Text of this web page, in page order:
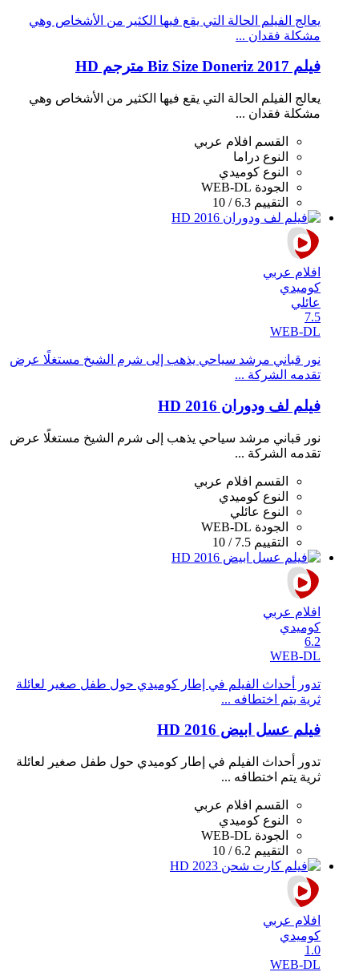
يعالج الفيلم الحالة التي يقع فيها الكثير من الأشخاص وهي
مشكلة فقدان ...
فيلم Biz Size Doneriz 2017 مترجم HD
يعالج الفيلم الحالة التي يقع فيها الكثير من الأشخاص وهي
مشكلة فقدان ...
القسم
افلام عربي
النوع دراما
النوع كوميدي
الجودة WEB-DL
التقييم 6.3 / 10
افلام عربي
كوميدي
عائلي
7.5
WEB-DL
نور قباني مرشد سياحي يذهب إلى شرم الشيخ مستغلًا عرض
تقدمه الشركة ...
فيلم لف ودوران 2016 HD
نور قباني مرشد سياحي يذهب إلى شرم الشيخ مستغلًا عرض
تقدمه الشركة ...
القسم
افلام عربي
النوع كوميدي
النوع عائلي
الجودة WEB-DL
التقييم 7.5 / 10
افلام عربي
كوميدي
6.2
WEB-DL
تدور أحداث الفيلم في إطار كوميدي حول طفل صغير لعائلة
ثرية يتم اختطافه ...
فيلم عسل ابيض 2016 HD
تدور أحداث الفيلم في إطار كوميدي حول طفل صغير لعائلة
ثرية يتم اختطافه ...
القسم
افلام عربي
النوع كوميدي
الجودة WEB-DL
التقييم 6.2 / 10
افلام عربي
كوميدي
1.0
WEB-DL